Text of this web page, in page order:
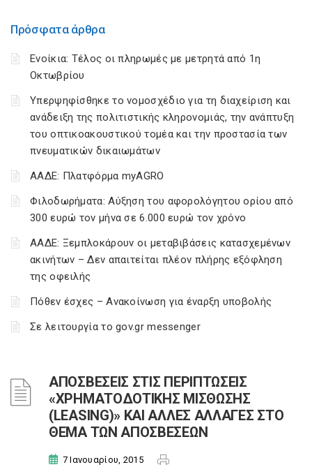
Πρόσφατα άρθρα
Ενοίκια: Τέλος οι πληρωμές με μετρητά από 1η
Οκτωβρίου
Υπερψηφίσθηκε το νομοσχέδιο για τη διαχείριση και
ανάδειξη της πολιτιστικής κληρονομιάς, την ανάπτυξη
του οπτικοακουστικού τομέα και την προστασία των
πνευματικών δικαιωμάτων
ΑΑΔΕ: Πλατφόρμα myAGRO
Φιλοδωρήματα: Αύξηση του αφορολόγητου ορίου από
300 ευρώ τον μήνα σε 6.000 ευρώ τον χρόνο
ΑΑΔΕ: Ξεμπλοκάρουν οι μεταβιβάσεις κατασχεμένων
ακινήτων – Δεν απαιτείται πλέον πλήρης εξόφληση
της οφειλής
Πόθεν έσχες – Ανακοίνωση για έναρξη υποβολής
Σε λειτουργία το gov.gr messenger
ΑΠΟΣΒΕΣΕΙΣ ΣΤΙΣ ΠΕΡΙΠΤΩΣΕΙΣ
«ΧΡΗΜΑΤΟΔΟΤΙΚΗΣ ΜΙΣΘΩΣΗΣ
(LEASING)» ΚΑΙ ΑΛΛΕΣ ΑΛΛΑΓΕΣ ΣΤΟ
ΘΕΜΑ ΤΩΝ ΑΠΟΣΒΕΣΕΩΝ
7 Ιανουαρίου, 2015